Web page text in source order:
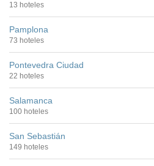
13 hoteles
Pamplona
73 hoteles
Pontevedra Ciudad
22 hoteles
Salamanca
100 hoteles
San Sebastián
149 hoteles